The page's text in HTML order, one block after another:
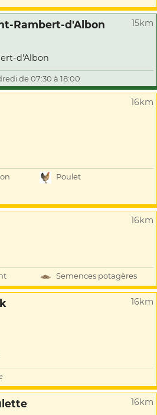
Rambert-d'Albon 15km
d'Albon
de 07:30 à 18:00
16km
Poulet
16km
Semences potagères
16km
16km